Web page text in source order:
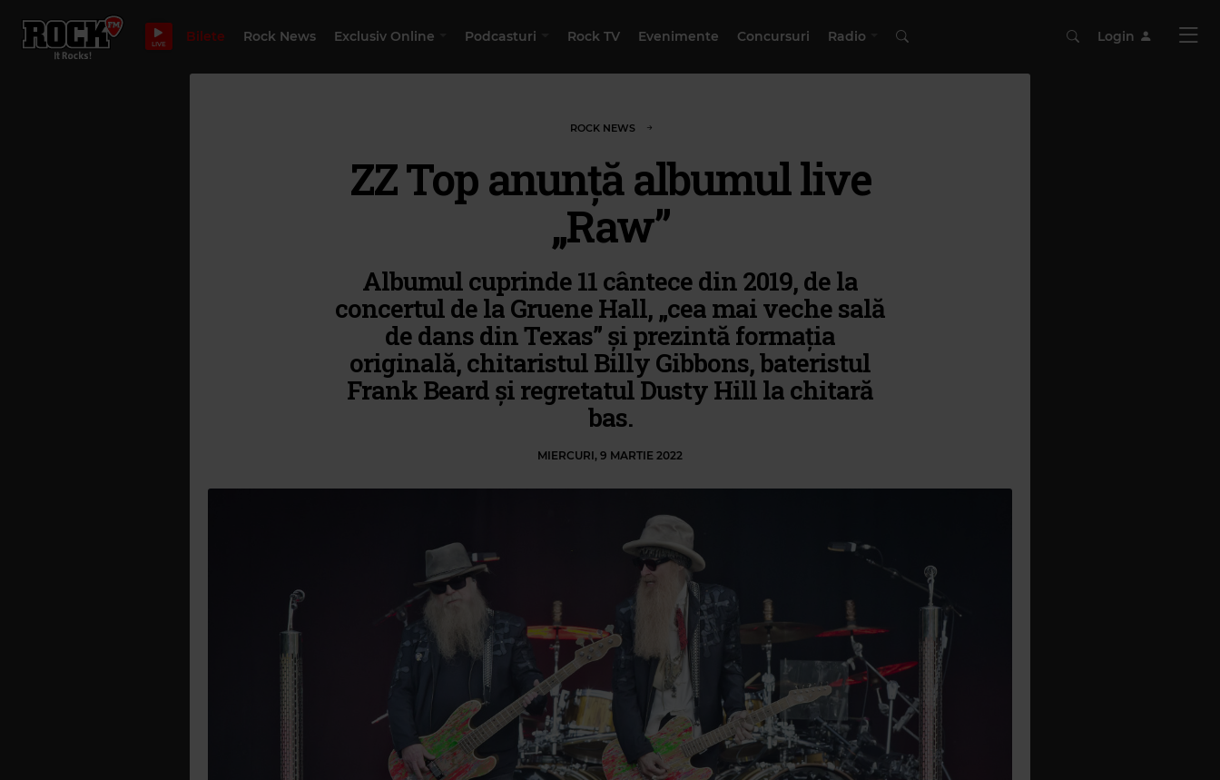
LIVE Bilete Rock News Exclusiv Online Podcasturi Rock TV Evenimente Concursuri Radio Login
ROCK NEWS
ZZ Top anunță albumul live
„Raw”
Albumul cuprinde 11 cântece din 2019, de la
concertul de la Gruene Hall, „cea mai veche sală
de dans din Texas” și prezintă formația
originală, chitaristul Billy Gibbons, bateristul
Frank Beard și regretatul Dusty Hill la chitară
bas.
MIERCURI, 9 MARTIE 2022